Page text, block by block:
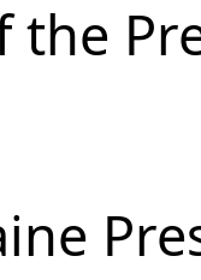
the